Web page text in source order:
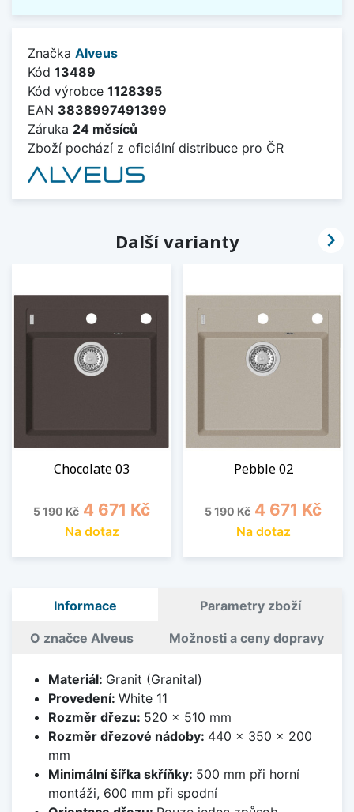
Značka Alveus
Kód 13489
Kód výrobce 1128395
EAN 3838997491399
Záruka 24 měsíců
Zboží pochází z oficiální distribuce pro ČR
Další varianty
Chocolate 03
Běžná cena
5 190 Kč Cena
4 671 Kč
Na dotaz
Pebble 02
Běžná cena
5 190 Kč Cena
4 671 Kč
Na dotaz

Informace Parametry zboží
O značce Alveus Možnosti a ceny dopravy
Materiál: Granit (Granital)
Provedení: White 11
Rozměr dřezu: 520 x 510 mm
Rozměr dřezové nádoby: 440 x 350 x 200
mm
Minimální šířka skříňky: 500 mm při horní
montáži, 600 mm při spodní